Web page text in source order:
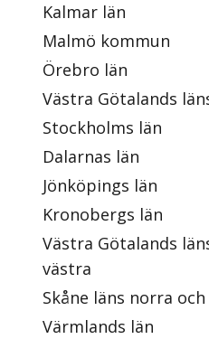
Kalmar län
Malmö kommun
Örebro län
Västra Götalands
Stockholms län
Dalarnas län
Jönköpings län
Kronobergs län
Västra Götalands
västra
Skåne läns norra
Värmlands län